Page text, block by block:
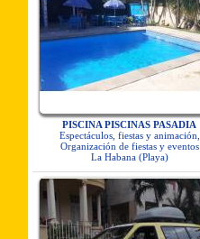
PISCINA PISCINAS PASADIA
Espectáculos, fiestas y animación,
Organización de fiestas y eventos
La Habana (Playa)